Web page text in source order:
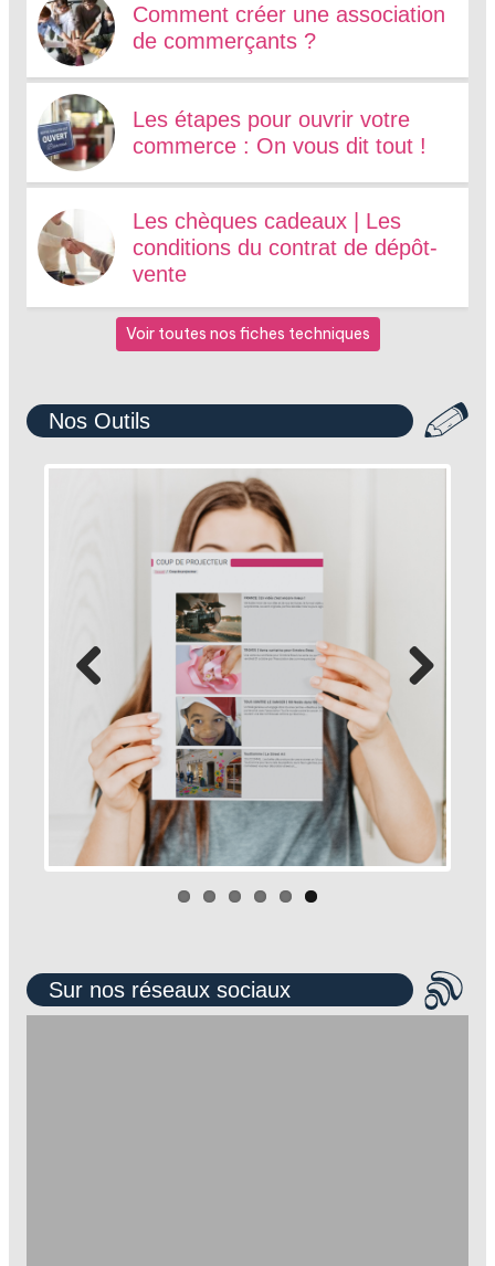
Comment créer une association
de commerçants ?
Les étapes pour ouvrir votre
commerce : On vous dit tout !
Les chèques cadeaux | Les
conditions du contrat de dépôt-
vente
Voir toutes nos fiches techniques
Nos Outils
Sur nos réseaux sociaux